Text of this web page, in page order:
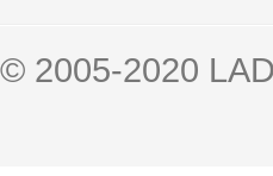
© 2005-2020